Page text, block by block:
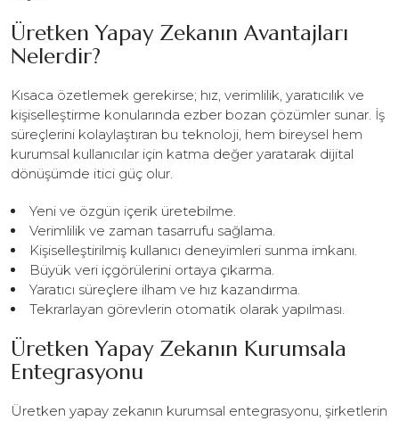
Üretken Yapay Zekanın Avantajları
Nelerdir?
Kısaca özetlemek gerekirse; hız, verimlilik, yaratıcılık ve
kişiselleştirme konularında ezber bozan çözümler sunar. İş
süreçlerini kolaylaştıran bu teknoloji, hem bireysel hem
kurumsal kullanıcılar için katma değer yaratarak dijital
dönüşümde itici güç olur.
Yeni ve özgün içerik üretebilme.
Verimlilik ve zaman tasarrufu sağlama.
Kişiselleştirilmiş kullanıcı deneyimleri sunma imkanı.
Büyük veri içgörülerini ortaya çıkarma.
Yaratıcı süreçlere ilham ve hız kazandırma.
Tekrarlayan görevlerin otomatik olarak yapılması.
Üretken Yapay Zekanın Kurumsala
Entegrasyonu
Üretken yapay zekanın kurumsal entegrasyonu, şirketlerin